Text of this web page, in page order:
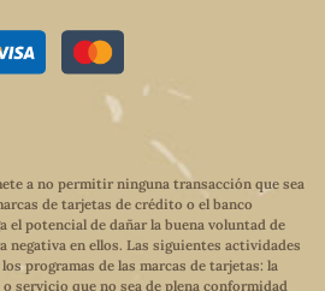
a no permitir ninguna transacción que sea
de tarjetas de crédito o el banco
el potencial de dañar la buena voluntad de
negativa en ellos. Las siguientes actividades
programas de las marcas de tarjetas: la
servicio que no sea de plena conformidad